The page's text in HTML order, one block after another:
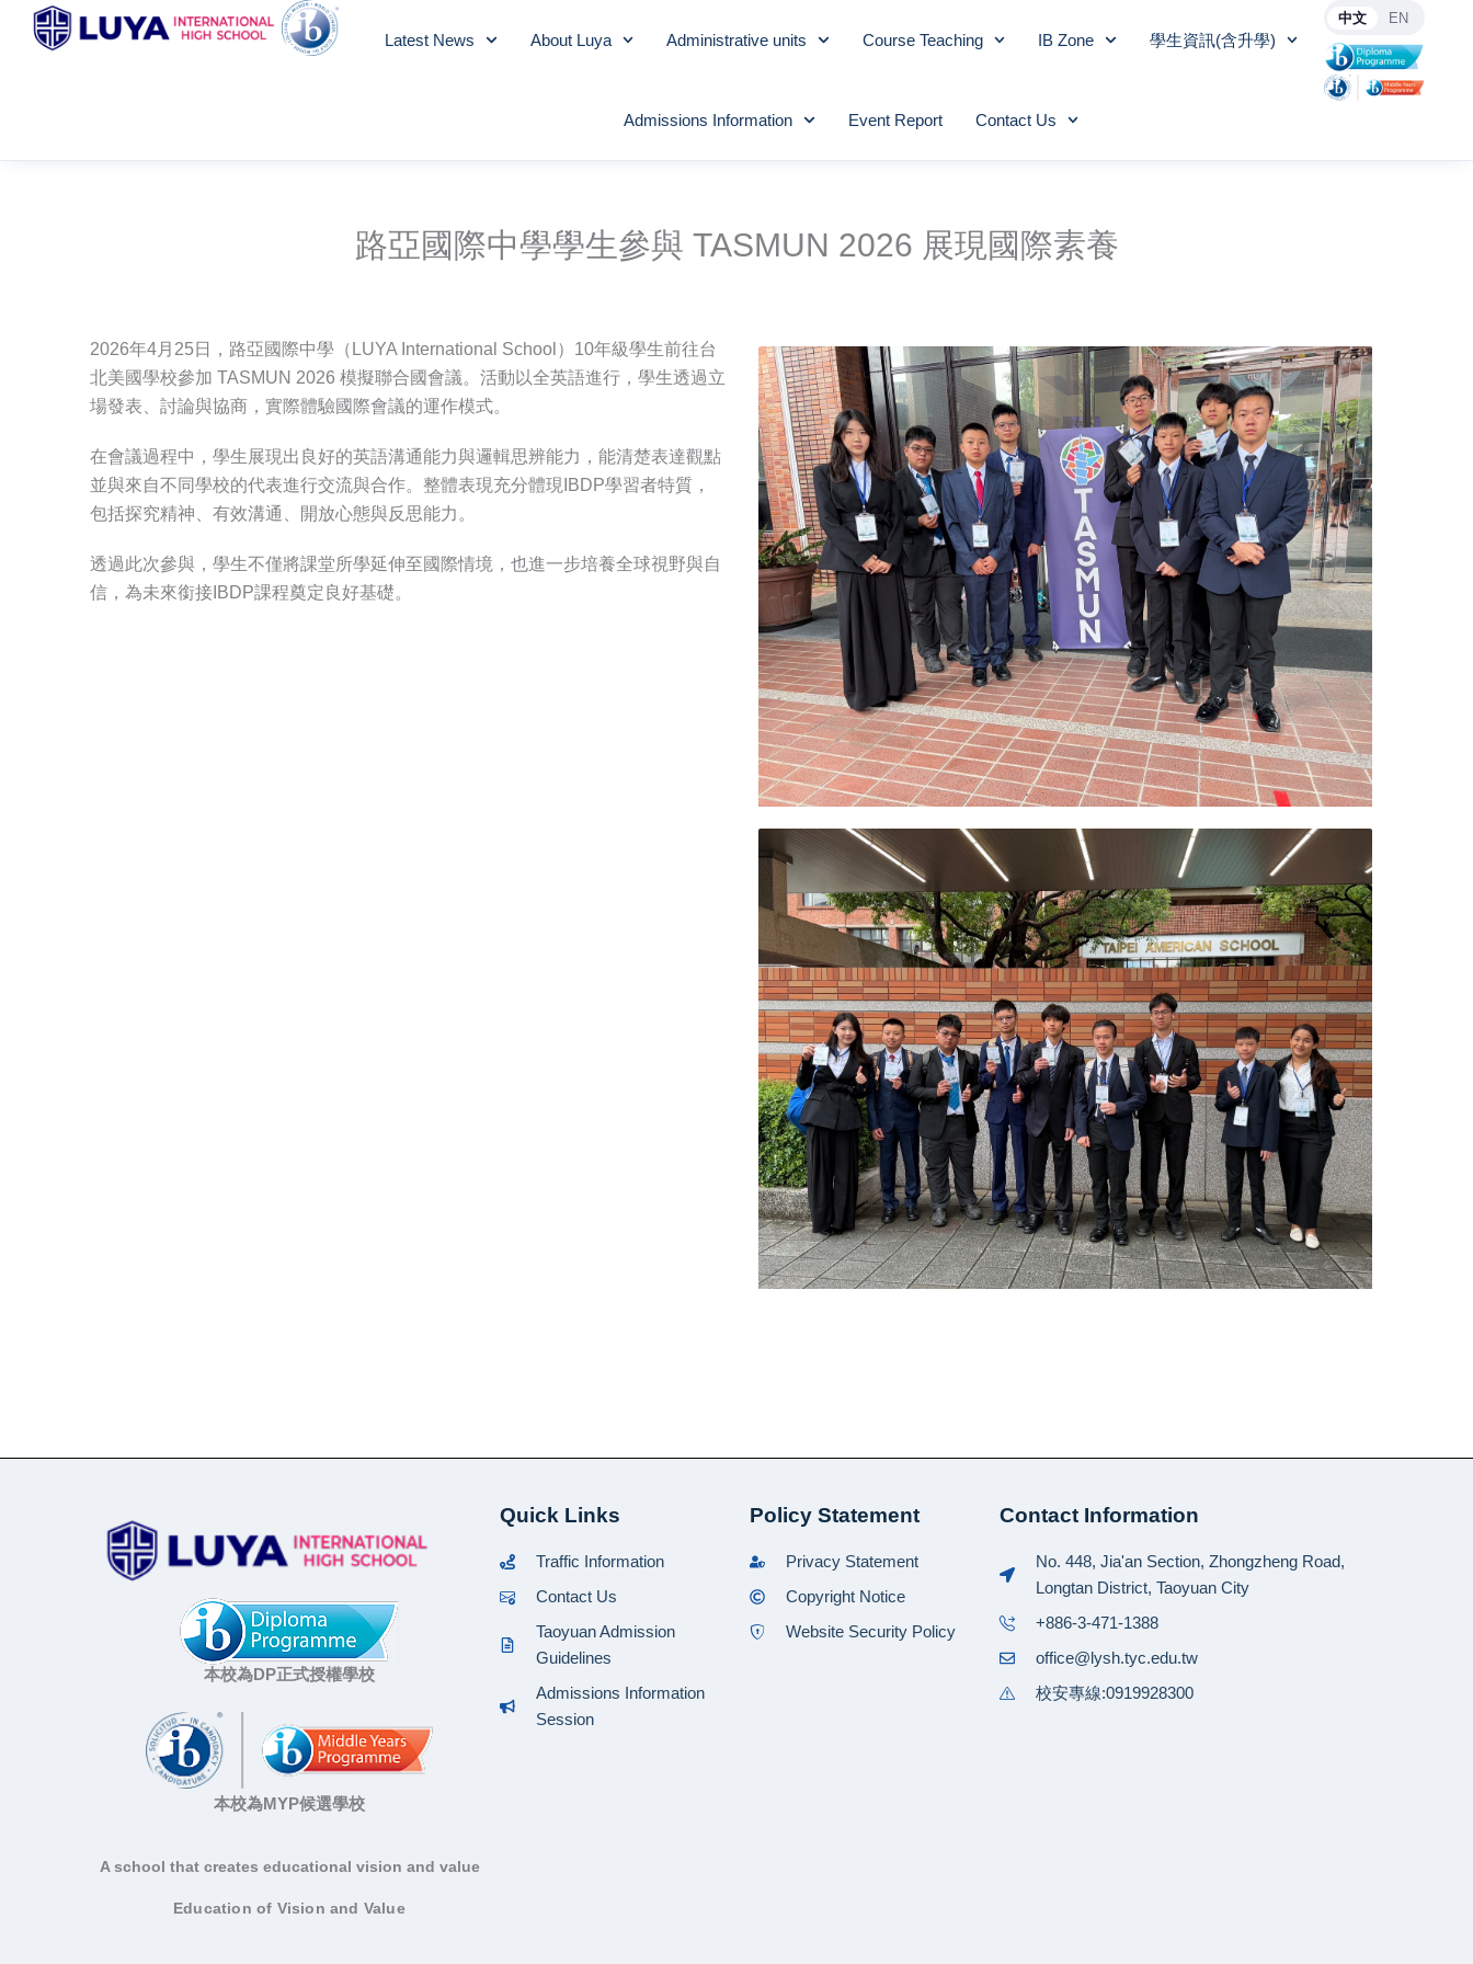
Skip
Latest News About Luya Administrative units Course Teaching IB Zone 學生資訊(含升學)
Admissions Information Event Report Contact Us
中文 EN
路亞國際中學學生參與 TASMUN 2026 展現國際素養
2026年4月25日，路亞國際中學（LUYA International School）10年級學生前往台
北美國學校參加 TASMUN 2026 模擬聯合國會議。活動以全英語進行，學生透過立
場發表、討論與協商，實際體驗國際會議的運作模式。
在會議過程中，學生展現出良好的英語溝通能力與邏輯思辨能力，能清楚表達觀點
並與來自不同學校的代表進行交流與合作。整體表現充分體現IBDP學習者特質，
包括探究精神、有效溝通、開放心態與反思能力。
透過此次參與，學生不僅將課堂所學延伸至國際情境，也進一步培養全球視野與自
信，為未來銜接IBDP課程奠定良好基礎。
本校為DP正式授權學校
本校為MYP候選學校
A school that creates educational vision and value
Education of Vision and Value
Quick Links
Traffic Information
Contact Us
Taoyuan Admission
Guidelines
Admissions Information
Session
Policy Statement
Privacy Statement
Copyright Notice
Website Security Policy
Contact Information
No. 448, Jia'an Section, Zhongzheng Road,
Longtan District, Taoyuan City
+886-3-471-1388
office@lysh.tyc.edu.tw
校安專線:0919928300